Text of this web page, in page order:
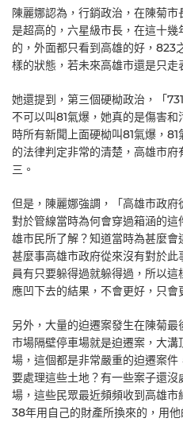
陳麗娜認為，行銷政治，在陳菊
是超高的，六星級市長，在這十
的，外面都只看到高雄的好，823
樣的狀態，若未來高雄市還是只走
她還提到，第三個硬柪政治，「
不可以叫81氣爆，她真的是傷害
時所有新聞上面硬柪叫81氣爆，
的法律判定非常的清楚，高雄市
三。
但是，陳麗娜強調，「高雄市政府
對於管線當時為何會穿過箱涵的
雄市民所了解？知道當時為甚麼
甚麼事高雄市政府從來沒有對於
員有只要躲得過就躲得過，所以這
應凹下去的結果，不會更好，只會
另外，大量的迫遷案發生在陳菊
市場隔壁停車場就是迫遷案，大
場，這個都是非常嚴重的迫遷案
要處理這些土地？有一些案子還
場，這些民眾最近頻頻收到高雄
38年用自己的財產所換來的，用